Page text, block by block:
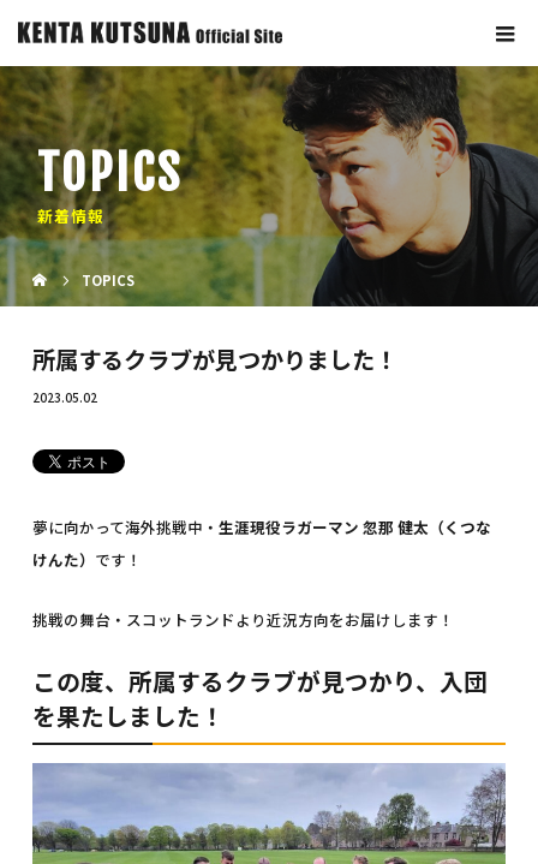
TOPICS
新着情報
TOPICS
所属するクラブが見つかりました！
2023.05.02
夢に向かって海外挑戦中・生涯現役ラガーマン 忽那 健太（くつな
けんた） です！
挑戦の舞台・スコットランドより近況方向をお届けします！
この度、所属するクラブが見つかり、入団
を果たしました！